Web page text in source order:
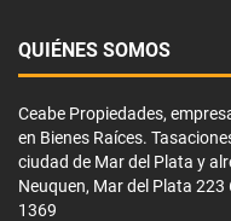
QUIÉNES SOMOS
Ceabe Propiedades,
en Bienes Raíces.
ciudad de Mar del Plata y
Neuquen, Mar del Plata
1369